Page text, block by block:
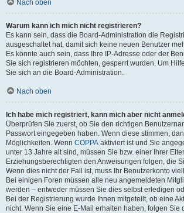
Nach oben
Warum kann ich mich nicht registrieren?
Es kann sein, dass die Board-Administration die
ausgeschaltet hat, damit sich keine neuen Benutzer
Es könnte auch sein, dass Ihre IP-Adresse oder der
Sie sich registrieren möchten, gesperrt wurden. Um
Sie sich an die Board-Administration.
Nach oben
Ich habe mich registriert, kann mich aber nicht
Überprüfen Sie zuerst, ob Sie den richtigen
Passwort eingegeben haben. Wenn diese stimmen,
Möglichkeiten. Wenn COPPA aktiviert ist und Sie
unter 13 Jahre alt sind, müssen Sie bzw. einer Ihrer
Erziehungsberechtigten den Anweisungen folgen, die
Wenn dies nicht der Fall ist, muss Ihr Benutzerkonto
Bei einigen Foren müssen alle neu angemeldeten
werden – entweder müssen Sie dies selbst erledigen
Bei der Registrierung wurde Ihnen mitgeteilt, ob eine
nicht. Wenn Sie eine E-Mail erhalten haben, folgen Sie